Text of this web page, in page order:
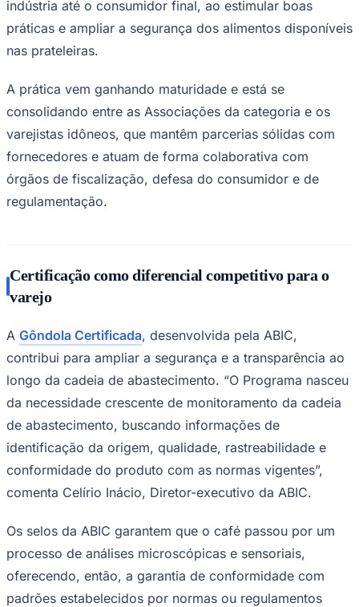
Palmeiras
indústria até o consumidor final, ao estimular boas
práticas e ampliar a segurança dos alimentos disponíveis
nas prateleiras.
A prática vem ganhando maturidade e está se
consolidando entre as Associações da categoria e os
varejistas idôneos, que mantêm parcerias sólidas com
fornecedores e atuam de forma colaborativa com
órgãos de fiscalização, defesa do consumidor e de
regulamentação.
Certificação como diferencial competitivo para o
varejo
A Gôndola Certificada, desenvolvida pela ABIC,
contribui para ampliar a segurança e a transparência ao
longo da cadeia de abastecimento. “O Programa nasceu
da necessidade crescente de monitoramento da cadeia
de abastecimento, buscando informações de
identificação da origem, qualidade, rastreabilidade e
conformidade do produto com as normas vigentes”,
comenta Celírio Inácio, Diretor-executivo da ABIC.
Os selos da ABIC garantem que o café passou por um
processo de análises microscópicas e sensoriais,
oferecendo, então, a garantia de conformidade com
padrões estabelecidos por normas ou regulamentos